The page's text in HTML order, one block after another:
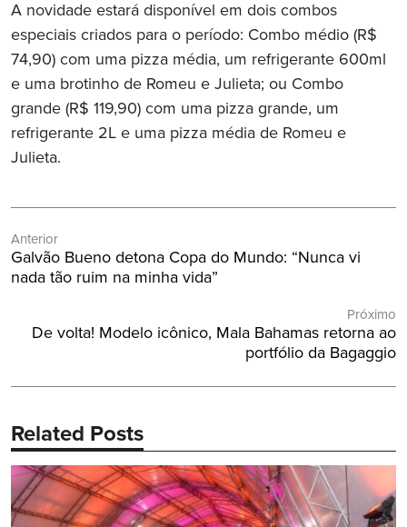
A novidade estará disponível em dois combos
especiais criados para o período: Combo médio (R$
74,90) com uma pizza média, um refrigerante 600ml
e uma brotinho de Romeu e Julieta; ou Combo
grande (R$ 119,90) com uma pizza grande, um
refrigerante 2L e uma pizza média de Romeu e
Julieta.
de
Post
Anterior
Post
Anterior:
Galvão Bueno detona Copa do Mundo: “Nunca vi
nada tão ruim na minha vida”
Próximo
Próximo
De volta! Modelo icônico, Mala Bahamas retorna ao
portfólio da Bagaggio
Related Posts